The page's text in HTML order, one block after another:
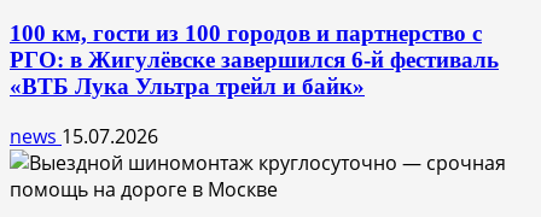
100 км, гости из 100 городов и партнерство с
РГО: в Жигулёвске завершился 6-й фестиваль
«ВТБ Лука Ультра трейл и байк»
news 15.07.2026